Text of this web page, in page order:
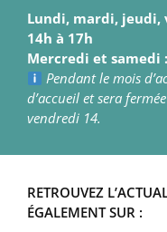
Lundi, mardi, jeudi,
14h à 17h
Mercredi et samedi
Pendant le mois
d’accueil et sera
vendredi 14.
RETROUVEZ
ÉGALEMENT SUR :